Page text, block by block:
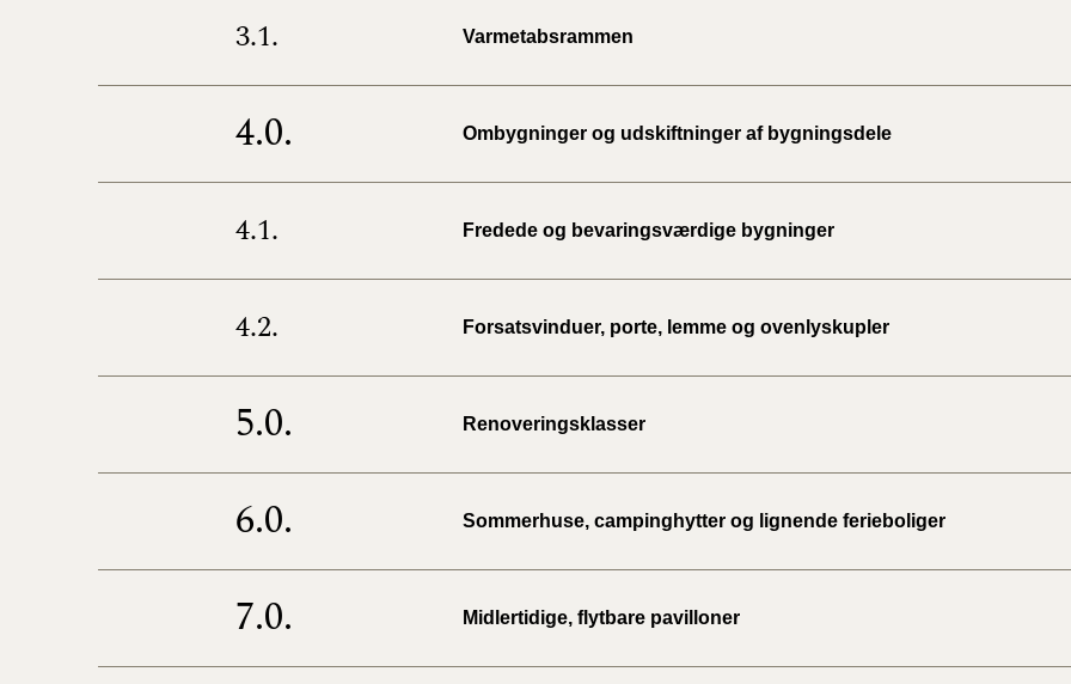
3.1. Varmetabsrammen
4.0. Ombygninger og udskiftninger af bygningsdele
4.1. Fredede og bevaringsværdige bygninger
4.2. Forsatsvinduer, porte, lemme og ovenlyskupler
5.0. Renoveringsklasser
6.0. Sommerhuse, campinghytter og lignende ferieboliger
7.0. Midlertidige, flytbare pavilloner